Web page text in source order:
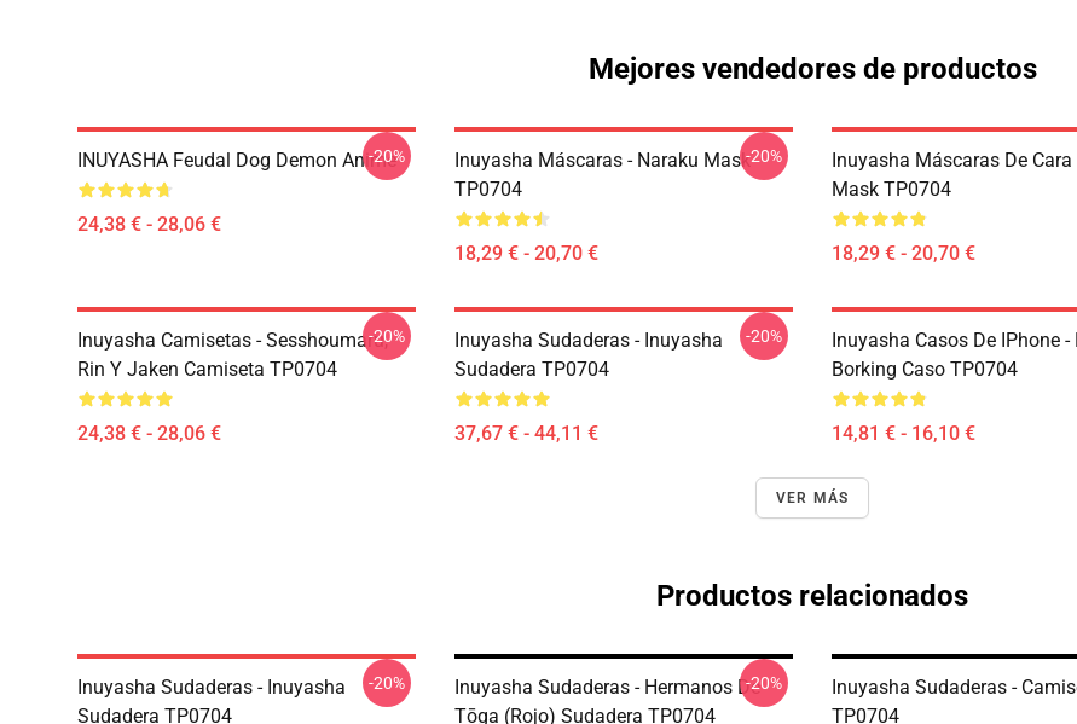
Mejores vendedores de productos
INUYASHA Feudal Dog Demon Anime
24,38 € - 28,06 €
-20%
Inuyasha Máscaras - Naraku Mask
TP0704
18,29 € - 20,70 €
-20%
Inuyasha Máscaras De Cara
Mask TP0704
18,29 € - 20,70 €
Inuyasha Camisetas - Sesshoumaru,
Rin Y Jaken Camiseta TP0704
24,38 € - 28,06 €
-20%
Inuyasha Sudaderas - Inuyasha
Sudadera TP0704
37,67 € - 44,11 €
-20%
Inuyasha Casos De IPhone -
Borking Caso TP0704
14,81 € - 16,10 €
VER MÁS
Productos relacionados
Inuyasha Sudaderas - Inuyasha
Sudadera TP0704
-20%
Inuyasha Sudaderas - Hermanos De
Tōga (rojo) Sudadera TP0704
-20%
Inuyasha Sudaderas -
TP0704